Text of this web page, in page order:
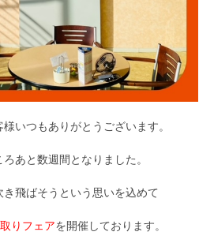
いつもありがとうございます。
あと数週間となりました。
き飛ばそうという思いを込めて
りフェアを開催しております。